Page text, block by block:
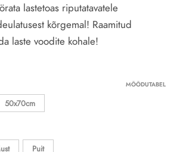
lastetoas riputatavatele
kõrgemal! Raamitud
laste voodite kohale!
MÕÕDUTABEL
50x70cm
Puit